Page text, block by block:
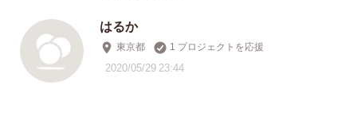
はるか
東京都 1 プロジェクトを応援
2020/05/29 23:44